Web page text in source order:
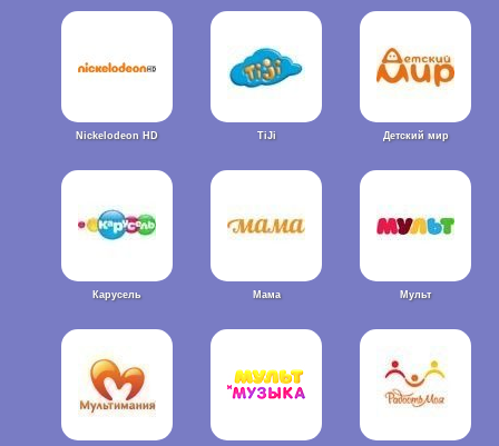
Nickelodeon HD TiJi Детский мир
Карусель Мама Мульт